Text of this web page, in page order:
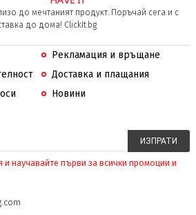
до мечтаният продукт. Поръчай сега и с
до дома! ClickIt.bg
Рекламация и връщане
Доставка и плащания
Новини
и научавайте първи за всички промоции и